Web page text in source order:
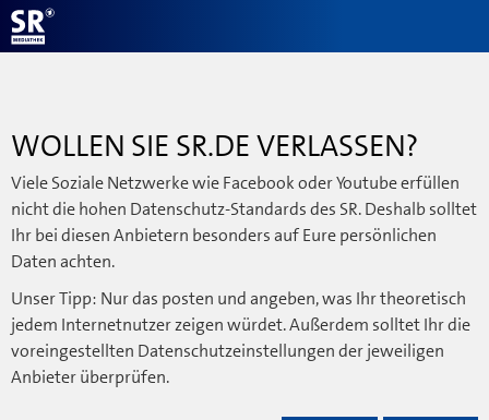
WOLLEN SIE SR.DE VERLASSEN?
Viele Soziale Netzwerke wie Facebook oder Youtube erfüllen
nicht die hohen Datenschutz-Standards des SR. Deshalb solltet
Ihr bei diesen Anbietern besonders auf Eure persönlichen
Daten achten.
Unser Tipp: Nur das posten und angeben, was Ihr theoretisch
jedem Internetnutzer zeigen würdet. Außerdem solltet Ihr die
voreingestellten Datenschutzeinstellungen der jeweiligen
Anbieter überprüfen.